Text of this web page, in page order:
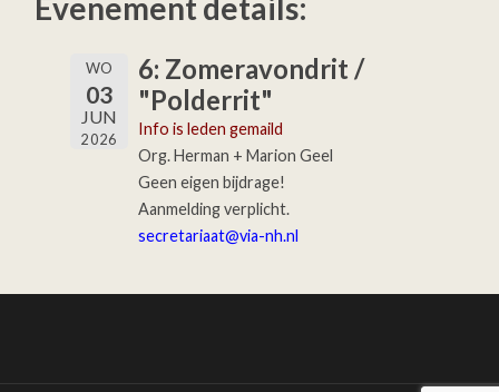
Evenement details:
WO
03
JUN
2026
6: Zomeravondrit /
"Polderrit"
Info is leden gemaild
Org. Herman + Marion Geel
Geen eigen bijdrage!
Aanmelding verplicht.
secretariaat@via-nh.nl